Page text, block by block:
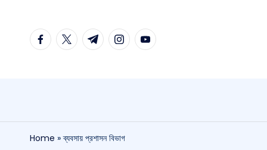
Home »ব্যবসায় প্রশাসন বিভাগ